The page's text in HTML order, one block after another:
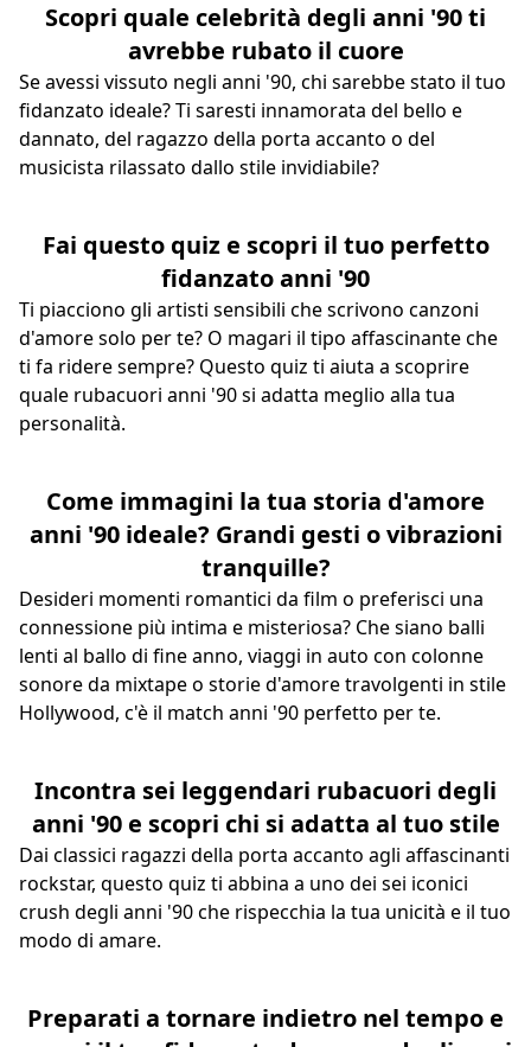
Scopri quale celebrità degli anni '90 ti
avrebbe rubato il cuore
Se avessi vissuto negli anni '90, chi sarebbe stato il tuo
fidanzato ideale? Ti saresti innamorata del bello e
dannato, del ragazzo della porta accanto o del
musicista rilassato dallo stile invidiabile?
Fai questo quiz e scopri il tuo perfetto
fidanzato anni '90
Ti piacciono gli artisti sensibili che scrivono canzoni
d'amore solo per te? O magari il tipo affascinante che
ti fa ridere sempre? Questo quiz ti aiuta a scoprire
quale rubacuori anni '90 si adatta meglio alla tua
personalità.
Come immagini la tua storia d'amore
anni '90 ideale? Grandi gesti o vibrazioni
tranquille?
Desideri momenti romantici da film o preferisci una
connessione più intima e misteriosa? Che siano balli
lenti al ballo di fine anno, viaggi in auto con colonne
sonore da mixtape o storie d'amore travolgenti in stile
Hollywood, c'è il match anni '90 perfetto per te.
Incontra sei leggendari rubacuori degli
anni '90 e scopri chi si adatta al tuo stile
Dai classici ragazzi della porta accanto agli affascinanti
rockstar, questo quiz ti abbina a uno dei sei iconici
crush degli anni '90 che rispecchia la tua unicità e il tuo
modo di amare.
Preparati a tornare indietro nel tempo e